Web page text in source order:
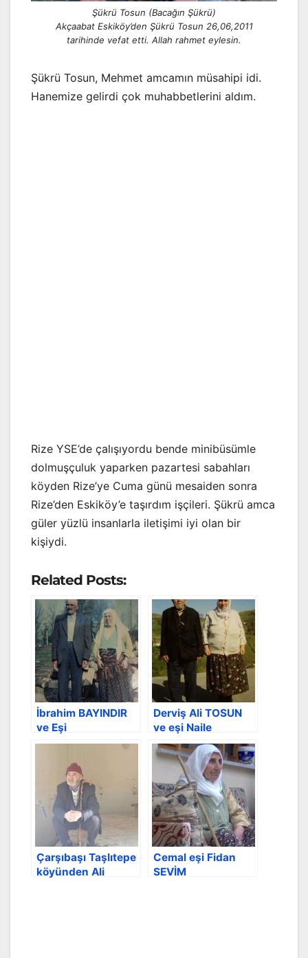
Şükrü Tosun (Bacağın Şükrü)
Akçaabat Eskiköy’den Şükrü Tosun 26,06,2011
tarihinde vefat etti. Allah rahmet eylesin.
Şükrü Tosun, Mehmet amcamın müsahipi idi.
Hanemize gelirdi çok muhabbetlerini aldım.
Rize YSE’de çalışıyordu bende minibüsümle
dolmuşçuluk yaparken pazartesi sabahları
köyden Rize’ye Cuma günü mesaiden sonra
Rize’den Eskiköy’e taşırdım işçileri. Şükrü amca
güler yüzlü insanlarla iletişimi iyi olan bir
kişiydi.
Related Posts:
İbrahim BAYINDIR
ve Eşi
Derviş Ali TOSUN
ve eşi Naile
Çarşıbaşı Taşlıtepe
köyünden Ali
Cemal eşi Fidan
SEVİM